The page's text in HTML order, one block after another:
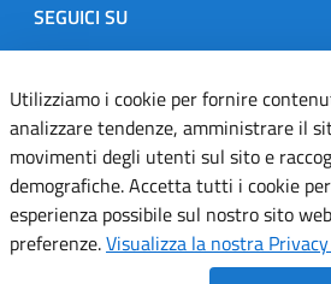
SEGUICI SU
Designers Italia
TwitterInstagramYoutube
Dichiarazione di accessibilità
Informativa cookie
Utilizziamo i cookie per fornire
analizzare tendenze, amministrare il
movimenti degli utenti sul sito e
demografiche. Accetta tutti i cookie
esperienza possibile sul nostro sito
preferenze.Visualizza la nostra